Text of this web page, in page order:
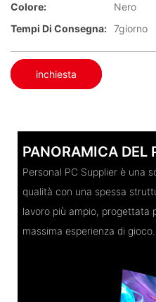
Colore:
Nero
Tempi Di Consegna: 7giorno
inchiesta
PANORAMICA DEL
Personal PC Supplier è una
qualità con una spessa
lavoro più ampio, progettata
massima esperienza di gioco.